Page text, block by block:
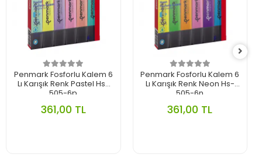
Penmark Fosforlu Kalem 6
Lı Karışık Renk Pastel Hs-
505-6p
361,00 TL
Penmark Fosforlu Kalem 6
Lı Karışık Renk Neon Hs-
505-6n
361,00 TL